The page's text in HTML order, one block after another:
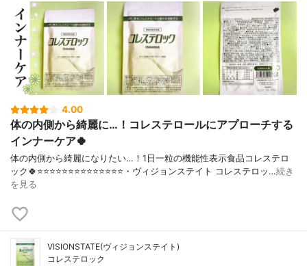
4.00
体の内側から綺麗に…！コレステロールにアプローチする
インナーケア🍀
体の内側から綺麗になりたい…！1日一粒の機能性表示食品コレステロ
ック🍀⭐️⭐️⭐️⭐️⭐️⭐️⭐️⭐️⭐️⭐️⭐️⭐️⭐️⭐️・ヴィジョンステイト コレステロッ…続き
を見る
VISIONSTATE(ヴィジョンステイト)
コレステロック